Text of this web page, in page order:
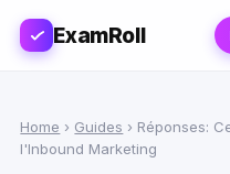
ExamRoll
Home › Guides › Réponses:
l'Inbound Marketing